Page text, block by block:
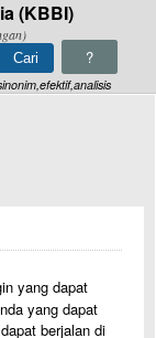
(KBBI)
?
yang dapat
yang dapat
berjalan di